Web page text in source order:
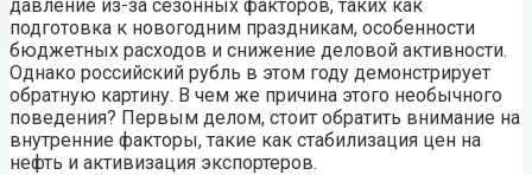
давление из-за сезонных факторов, таких как
подготовка к новогодним праздникам, особенности
бюджетных расходов и снижение деловой активности.
Однако российский рубль в этом году демонстрирует
обратную картину. В чем же причина этого необычного
поведения? Первым делом, стоит обратить внимание на
внутренние факторы, такие как стабилизация цен на
нефть и активизация экспортеров.